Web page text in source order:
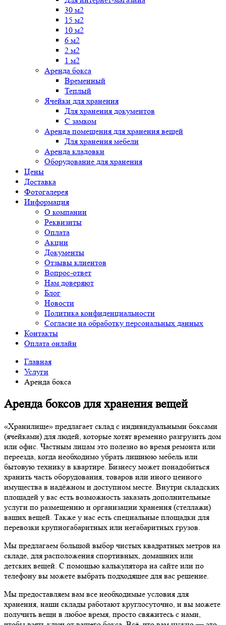
30 м2
15 м2
10 м2
6 м2
2 м2
1 м2
Аренда бокса
Временный
Теплый
Ячейки для хранения
Для хранения документов
С замком
Аренда помещения для хранения вещей
Для хранения мебели
Аренда кладовки
Оборудование для хранения
Цены
Доставка
Фотогалерея
Информация
О компании
Реквизиты
Оплата
Акции
Документы
Отзывы клиентов
Вопрос-ответ
Нам доверяют
Блог
Новости
Политика конфиденциальности
Согласие на обработку персональных данных
Контакты
Оплата онлайн
Главная
Услуги
Аренда бокса
Аренда боксов для хранения вещей
«Хранилище» предлагает склад с индивидуальными боксами
(ячейками) для людей, которые хотят временно разгрузить дом
или офис. Частным лицам это полезно во время ремонта или
переезда, когда необходимо убрать лишнюю мебель или
бытовую технику в квартире. Бизнесу может понадобиться
хранить часть оборудования, товаров или иного ценного
имущества в надёжном и доступном месте. Внутри складских
площадей у вас есть возможность заказать дополнительные
услуги по размещению и организации хранения (стеллажи)
ваших вещей. Также у нас есть специальные площадки для
перевозки крупногабаритных или негабаритных грузов.
Мы предлагаем большой выбор чистых квадратных метров на
складе, для расположения спортивных, домашних или
детских вещей. С помощью калькулятора на сайте или по
телефону вы можете выбрать подходящее для вас решение.
Мы предоставляем вам все необходимые условия для
хранения, наши склады работают круглосуточно, и вы можете
получить вещи в любое время, просто свяжитесь с нами,